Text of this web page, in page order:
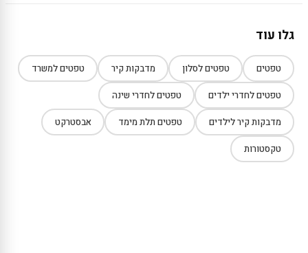
גלו עוד
טפטים טפטים לסלון מדבקות קיר טפטים למשרד
טפטים לחדרי ילדים טפטים לחדרי שינה
מדבקות קיר לילדים טפטים תלת מימד אבסטרקט
טקסטורות